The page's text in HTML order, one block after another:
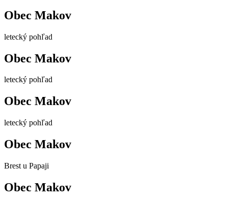
Obec Makov
letecký pohľad
Obec Makov
letecký pohľad
Obec Makov
letecký pohľad
Obec Makov
Brest u Papaji
Obec Makov